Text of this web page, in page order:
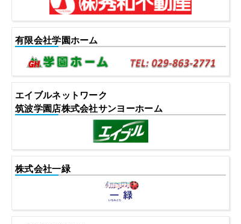
有限会社学園ホーム
エイブルネットワーク
筑波学園店株式会社サンヨーホーム
株式会社一緑